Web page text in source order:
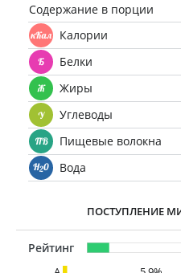
Содержание в порции
Калории
Белки
Жиры
Углеводы
Пищевые волокна
Вода
ПОСТУПЛЕНИЕ
Рейтинг